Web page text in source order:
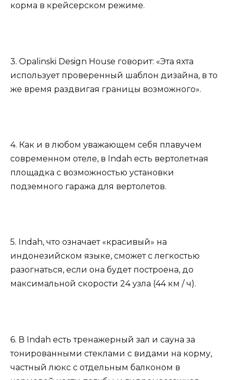
корма в крейсерском режиме.
3. Opalinski Design House говорит: «Эта яхта
использует проверенный шаблон дизайна, в то
же время раздвигая границы возможного».
4. Как и в любом уважающем себя плавучем
современном отеле, в Indah есть вертолетная
площадка с возможностью установки
подземного гаража для вертолетов.
5. Indah, что означает «красивый» на
индонезийском языке, сможет с легкостью
разогнаться, если она будет построена, до
максимальной скорости 24 узла (44 км / ч).
6. В Indah есть тренажерный зал и сауна за
тонированными стеклами с видами на корму,
частный люкс с отдельным балконом в